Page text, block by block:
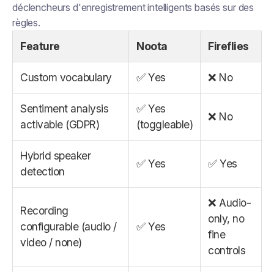
déclencheurs d'enregistrement intelligents basés sur des
règles.
Feature Noota Fireflies
Custom vocabulary ✅ Yes ❌ No
Sentiment analysis
activable (GDPR)
✅ Yes
(toggleable)
❌ No
Hybrid speaker
detection
✅ Yes ✅ Yes
Recording
configurable (audio /
video / none)
✅ Yes
❌ Audio-
only, no
fine
controls